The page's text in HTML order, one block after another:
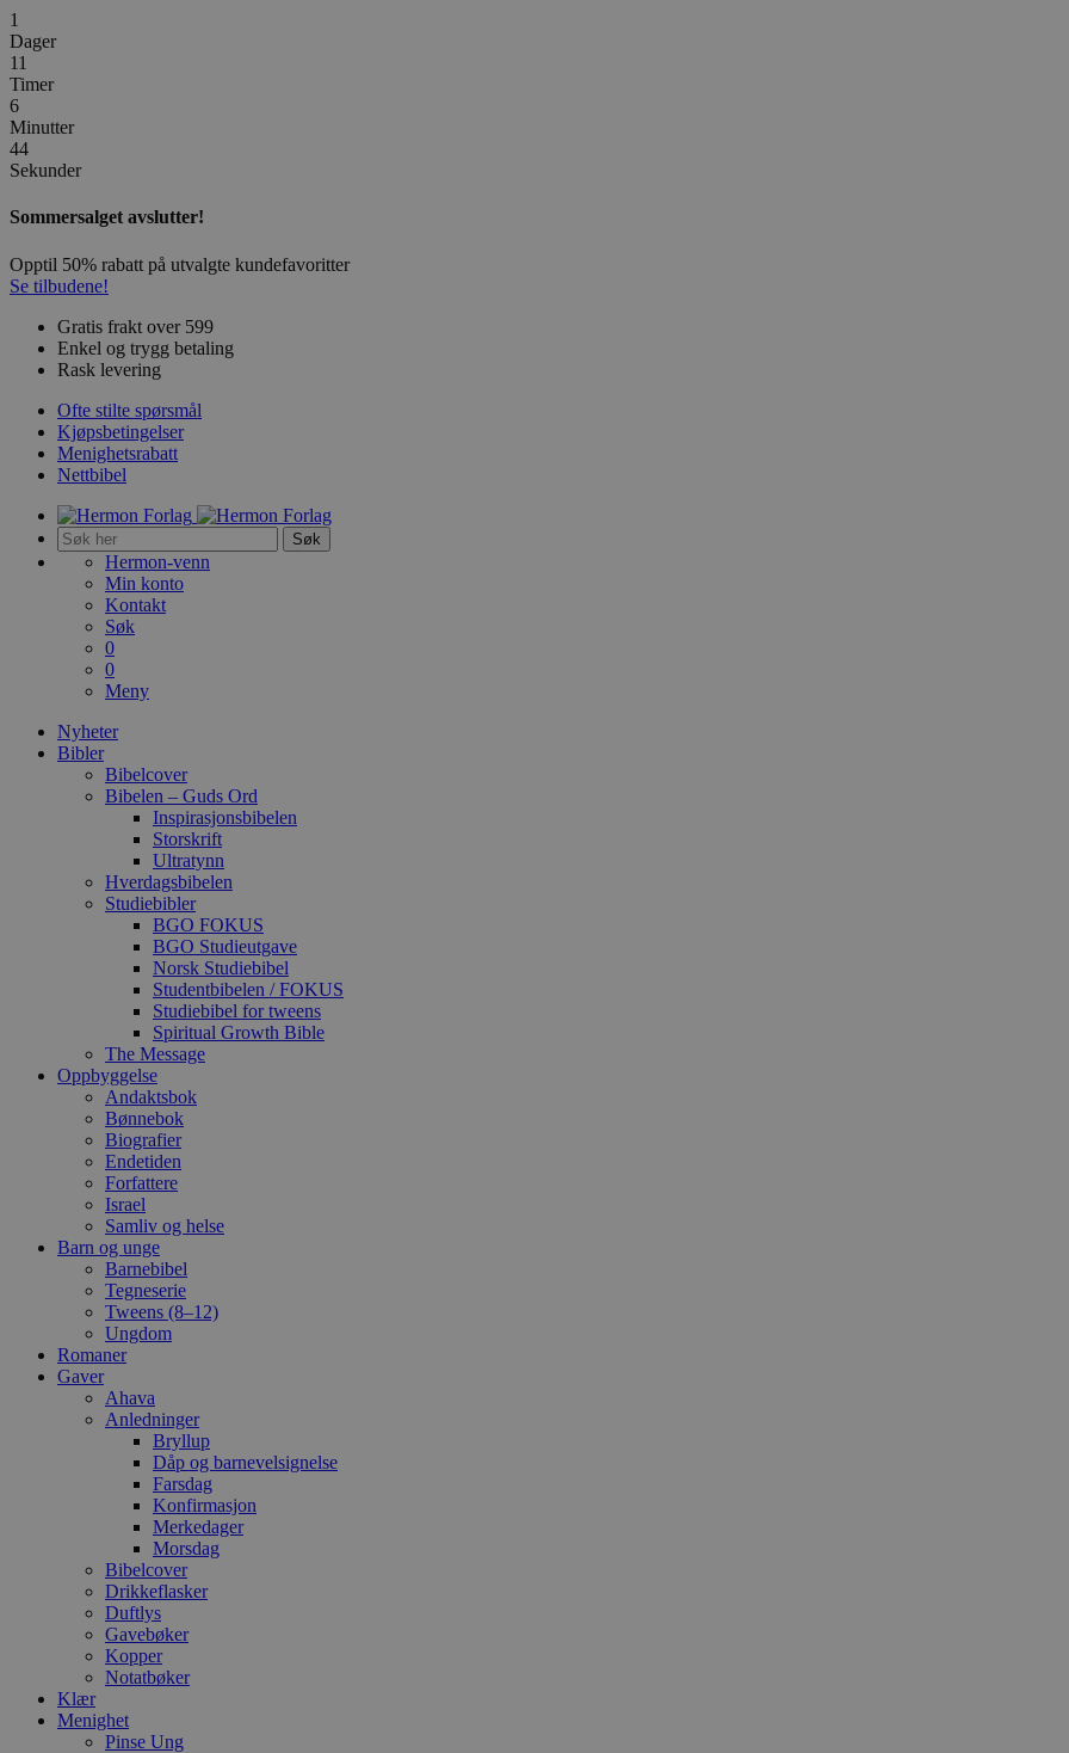
1
Dager
11
Timer
6
Minutter
44
Sekunder
Sommersalget avslutter!
Opptil 50% rabatt på utvalgte kundefavoritter
Se tilbudene!
Gratis frakt over 599
Enkel og trygg betaling
Rask levering
Ofte stilte spørsmål
Kjøpsbetingelser
Menighetsrabatt
Nettbibel
Søk
Hermon-venn
Min konto
Kontakt
Søk
0
0
Meny
Nyheter
Bibler
Bibelcover
Bibelen – Guds Ord
Inspirasjonsbibelen
Storskrift
Ultratynn
Hverdagsbibelen
Studiebibler
BGO FOKUS
BGO Studieutgave
Norsk Studiebibel
Studentbibelen / FOKUS
Studiebibel for tweens
Spiritual Growth Bible
The Message
Oppbyggelse
Andaktsbok
Bønnebok
Biografier
Endetiden
Forfattere
Israel
Samliv og helse
Barn og unge
Barnebibel
Tegneserie
Tweens (8–12)
Ungdom
Romaner
Gaver
Ahava
Anledninger
Bryllup
Dåp og barnevelsignelse
Farsdag
Konfirmasjon
Merkedager
Morsdag
Bibelcover
Drikkeflasker
Duftlys
Gavebøker
Kopper
Notatbøker
Klær
Menighet
Pinse Ung